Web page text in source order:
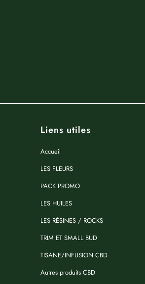
Liens utiles
Accueil
LES FLEURS
PACK PROMO
LES HUILES
LES RÉSINES / ROCKS
TRIM ET SMALL BUD
TISANE/INFUSION CBD
Autres produits CBD